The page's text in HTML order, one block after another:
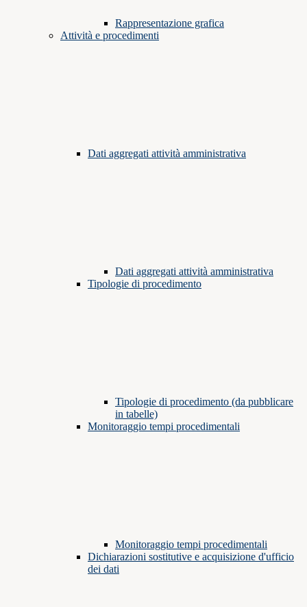
Rappresentazione grafica
Attività e procedimenti
Dati aggregati attività amministrativa
Dati aggregati attività amministrativa
Tipologie di procedimento
Tipologie di procedimento (da pubblicare
in tabelle)
Monitoraggio tempi procedimentali
Monitoraggio tempi procedimentali
Dichiarazioni sostitutive e acquisizione d'ufficio
dei dati